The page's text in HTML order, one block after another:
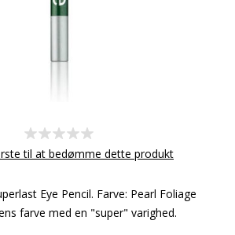
til at bedømme dette produkt
Eye Pencil. Farve: Pearl Foliage
farve med en "super" varighed.